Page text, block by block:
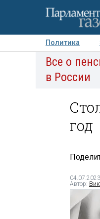
Политика
Авторы
Все о
в России
год
Автор: